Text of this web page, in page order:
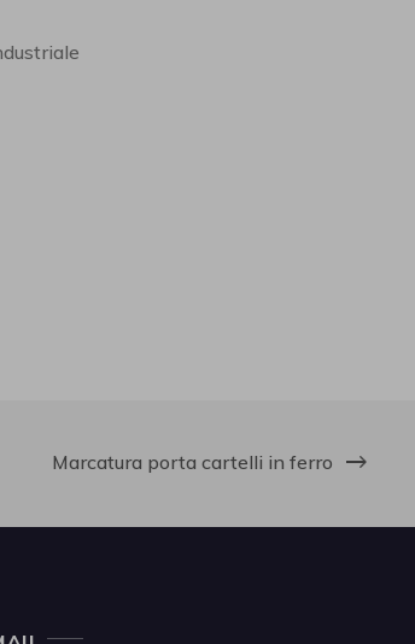
Marcatura porta cartelli in ferro